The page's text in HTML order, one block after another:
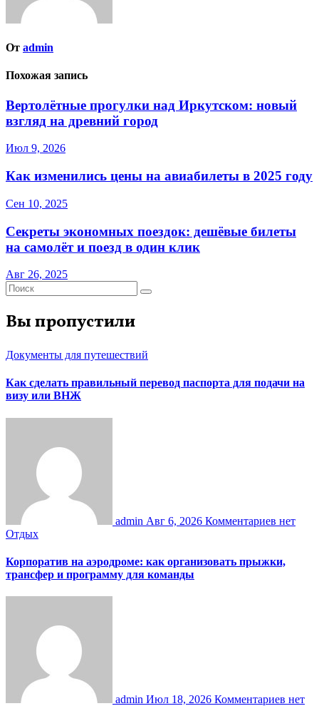
От admin
Похожая запись
Вертолётные прогулки над Иркутском: новый
взгляд на древний город
Июл 9, 2026
Как изменились цены на авиабилеты в 2025 году
Сен 10, 2025
Секреты экономных поездок: дешёвые билеты
на самолёт и поезд в один клик
Авг 26, 2025
Вы пропустили
Документы для путешествий
Как сделать правильный перевод паспорта для подачи на
визу или ВНЖ
admin Авг 6, 2026 Комментариев нет
Отдых
Корпоратив на аэродроме: как организовать прыжки,
трансфер и программу для команды
admin Июл 18, 2026 Комментариев нет